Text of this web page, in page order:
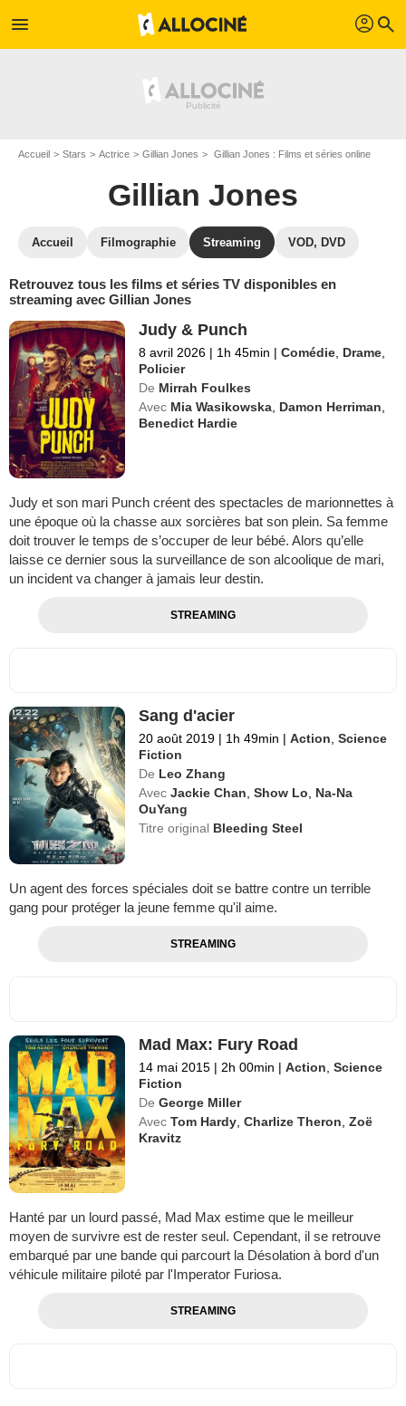
menu profil search
Accueil Stars Actrice Gillian Jones Gillian Jones : Films et séries online
Gillian Jones
Accueil Filmographie Streaming VOD, DVD
Retrouvez tous les films et séries TV disponibles en
streaming avec Gillian Jones
Judy & Punch
8 avril 2026 | 1h 45min | Comédie Drame
Policier
De Mirrah Foulkes
Avec Mia Wasikowska Damon Herriman
Benedict Hardie
Judy et son mari Punch créent des spectacles de marionnettes à
une époque où la chasse aux sorcières bat son plein. Sa femme
doit trouver le temps de s’occuper de leur bébé. Alors qu’elle
laisse ce dernier sous la surveillance de son alcoolique de mari,
un incident va changer à jamais leur destin.
STREAMING
Sang d'acier
20 août 2019 | 1h 49min | Action ,Science
Fiction
De Leo Zhang
Avec Jackie Chan ,Show Lo
Na-Na
OuYang
Titre original Bleeding Steel
Un agent des forces spéciales doit se battre contre un terrible
gang pour protéger la jeune femme qu'il aime.
STREAMING
Mad Max: Fury Road
14 mai 2015 | 2h 00min | Action ,Science
Fiction
De George Miller
Avec Tom Hardy ,Charlize Theron ,Zoë
Kravitz
Hanté par un lourd passé, Mad Max estime que le meilleur
moyen de survivre est de rester seul. Cependant, il se retrouve
embarqué par une bande qui parcourt la Désolation à bord d'un
véhicule militaire piloté par l'Imperator Furiosa.
STREAMING